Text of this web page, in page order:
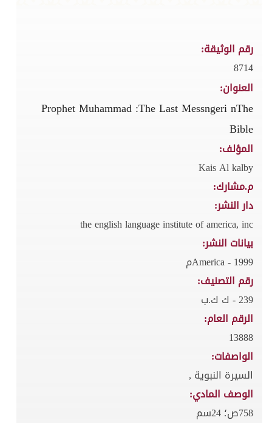
رقم الوثيقة:
8714
العنوان:
Prophet Muhammad :The Last Messngeri nThe
Bible
المؤلف:
Kais Al kalby
م.مشارك:
دار النشر:
the english language institute of america, inc
بيانات النشر:
America - 1999م
رقم التصنيف:
239 - ك ك.ب
الرقم العام:
13888
الواصفات:
السيرة النبوية ,
الوصف المادي:
758ص؛ 24سم